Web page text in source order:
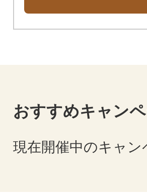
おすすめキャン
現在開催中のキャ